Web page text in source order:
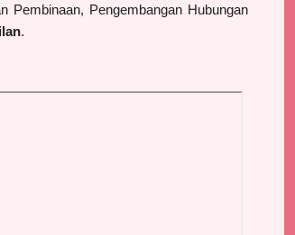
Pembinaan, Pengembangan Hubungan
.